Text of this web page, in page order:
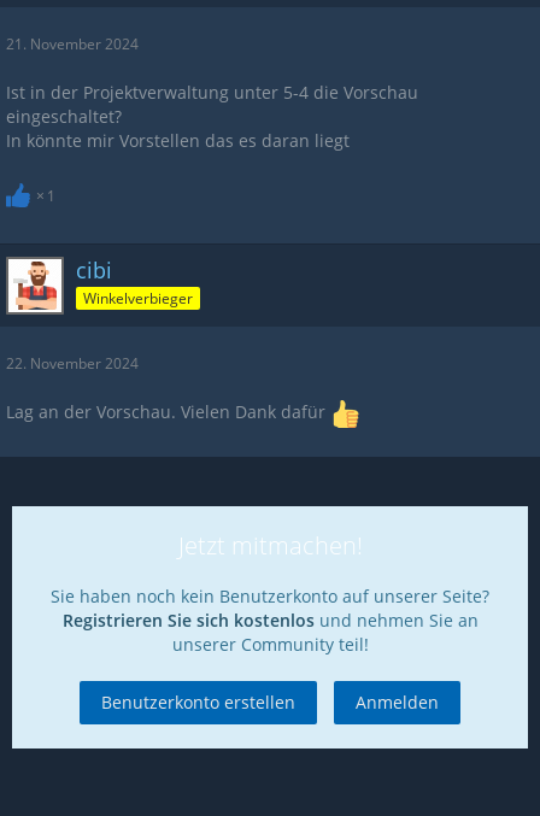
21. November 2024
Ist in der Projektverwaltung unter 5-4 die Vorschau
eingeschaltet?
In könnte mir Vorstellen das es daran liegt
1
cibi
Winkelverbieger
22. November 2024
Lag an der Vorschau. Vielen Dank dafür
Jetzt mitmachen!
Sie haben noch kein Benutzerkonto auf unserer Seite?
Registrieren Sie sich kostenlosund nehmen Sie an
unserer Community teil!
Benutzerkonto erstellen Anmelden